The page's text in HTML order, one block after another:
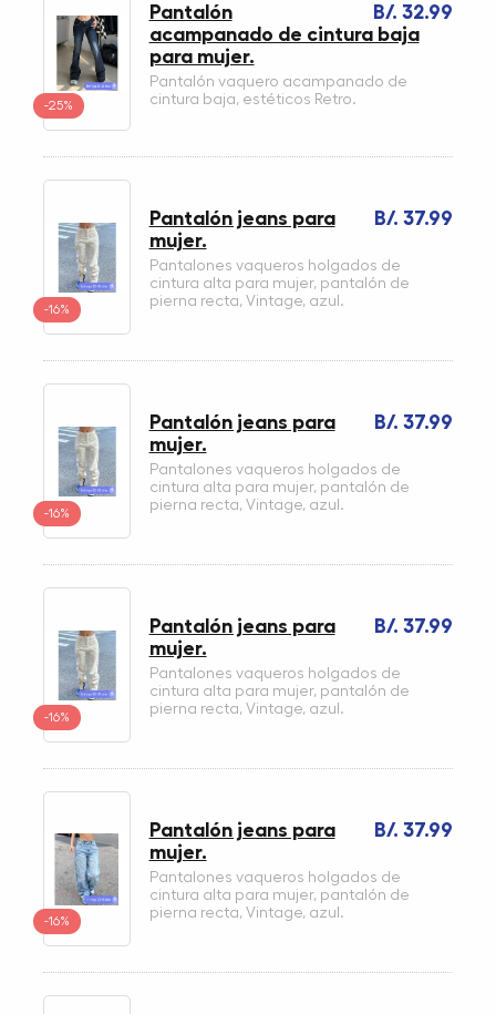
-25%
B/. 32.99
Pantalón
acampanado de cintura baja
para mujer.
Pantalón vaquero acampanado de
cintura baja, estéticos Retro.
-16%
B/. 37.99
Pantalón jeans para
mujer.
Pantalones vaqueros holgados de
cintura alta para mujer, pantalón de
pierna recta, Vintage, azul.
-16%
B/. 37.99
Pantalón jeans para
mujer.
Pantalones vaqueros holgados de
cintura alta para mujer, pantalón de
pierna recta, Vintage, azul.
-16%
B/. 37.99
Pantalón jeans para
mujer.
Pantalones vaqueros holgados de
cintura alta para mujer, pantalón de
pierna recta, Vintage, azul.
-16%
B/. 37.99
Pantalón jeans para
mujer.
Pantalones vaqueros holgados de
cintura alta para mujer, pantalón de
pierna recta, Vintage, azul.